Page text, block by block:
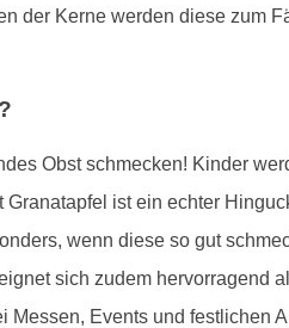
der Kerne werden diese zum
Obst schmecken! Kinder
ist ein echter
wenn diese so gut
sich zudem hervorragend
Events und festlichen